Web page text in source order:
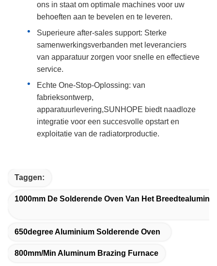
ons in staat om optimale machines voor uw
behoeften aan te bevelen en te leveren.
Superieure after-sales support: Sterke
samenwerkingsverbanden met leveranciers
van apparatuur zorgen voor snelle en effectieve
service.
Echte One-Stop-Oplossing: van
fabrieksontwerp,
apparatuurlevering,SUNHOPE biedt naadloze
integratie voor een succesvolle opstart en
exploitatie van de radiatorproductie.
Taggen:
1000mm De Solderende Oven Van Het
650degree Aluminium Solderende Oven
800mm/Min Aluminum Brazing Furnace